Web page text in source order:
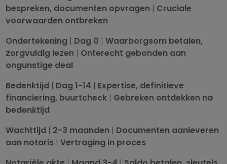
bespreken, documenten opvragen | Cruciale
voorwaarden ontbreken
Ondertekening | Dag 0 |Waarborgsom betalen,
zorgvuldig lezen | Onterecht gebonden aan
ongunstige deal
Bedenktijd | Dag 1-14 | Expertise, definitieve
financiering, buurtcheck | Gebreken ontdekken na
bedenktijd
Wachttijd | 2-3 maanden | Documenten aanleveren
aan notaris |Vertraging in proces